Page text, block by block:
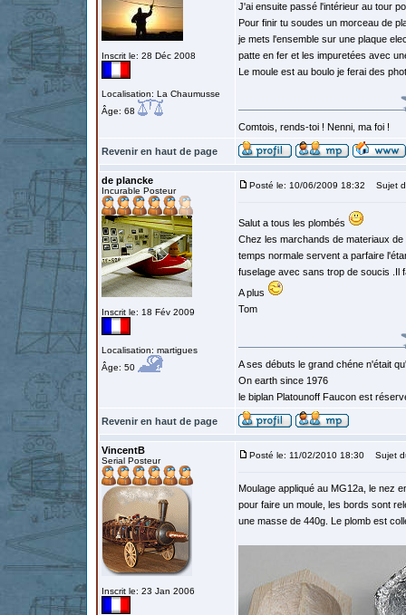
Inscrit le: 28 Déc 2008
Localisation: La Chaumusse
Âge: 68
J'ai ensuite passé l'intérieur au tour
Pour finir tu soudes un morceau de
je mets l'ensemble sur une plaque
patte en fer et les impuretées avec
Le moule est au boulo je ferai des
Comtois, rends-toi ! Nenni, ma foi !
Revenir en haut de page
de plancke
Incurable Posteur
Inscrit le: 18 Fév 2009
Localisation: martigues
Âge: 50
Posté le: 10/06/2009 18:32 Sujet
Salut a tous les plombés
Chez les marchands de materiaux
temps normale servent a parfaire
fuselage avec sans trop de soucis .Il
A plus
Tom
A ses débuts le grand chéne n'était
On earth since 1976
le biplan Platounoff Faucon est
Revenir en haut de page
VincentB
Serial Posteur
Inscrit le: 23 Jan 2006
Posté le: 11/02/2010 18:30 Sujet
Moulage appliqué au MG12a, le nez
pour faire un moule, les bords sont
une masse de 440g. Le plomb est